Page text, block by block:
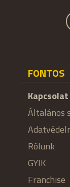
FONTOS
Kapcsolat
Általános
Rólunk
GYIK
Franchise